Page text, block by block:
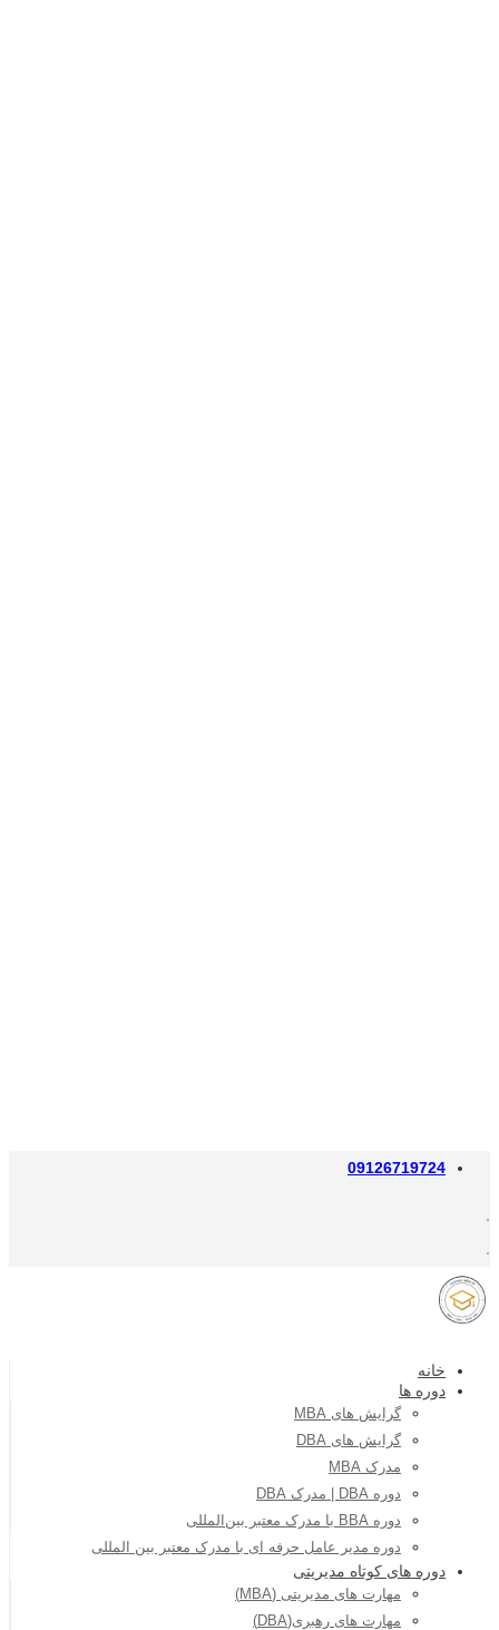
09126719724
خانه
دوره ها
گرایش های MBA
گرایش های DBA
مدرک MBA
دوره DBA | مدرک DBA
دوره BBA با مدرک معتبر بین‌المللی
دوره مدیر عامل حرفه ای با مدرک معتبر بین المللی
دوره های کوتاه مدیریتی
مهارت های مدیریتی (MBA)
مهارت های رهبری(DBA)